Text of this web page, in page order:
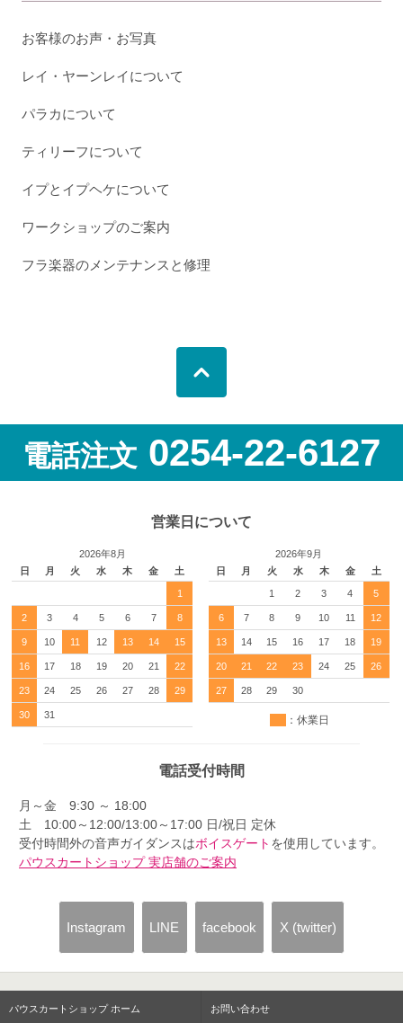
お客様のお声・お写真
レイ・ヤーンレイについて
パラカについて
ティリーフについて
イプとイプヘケについて
ワークショップのご案内
フラ楽器のメンテナンスと修理
電話注文 0254-22-6127
営業日について
2026年8月
日
月 火 水 木 金 土
1
2 3 4 5 6 7 8
9 10 11 12 13 14 15
16 17 18 19 20 21 22
23 24 25 26 27 28 29
30 31
2026年9月
日
月 火 水 木 金 土
1 2 3 4 5
6 7 8 9 10 11 12
13 14 15 16 17 18 19
20 21 22 23 24 25 26
27 28 29 30
：休業日
電話受付時間
月～金 9:30 ～ 18:00
土 10:00～12:00/13:00～17:00 日/祝日 定休
受付時間外の音声ガイダンスはボイスゲート を使用しています。
パウスカートショップ 実店舗のご案内
Instagram LINE facebook X (twitter)
パウスカートショップ ホーム お問い合わせ